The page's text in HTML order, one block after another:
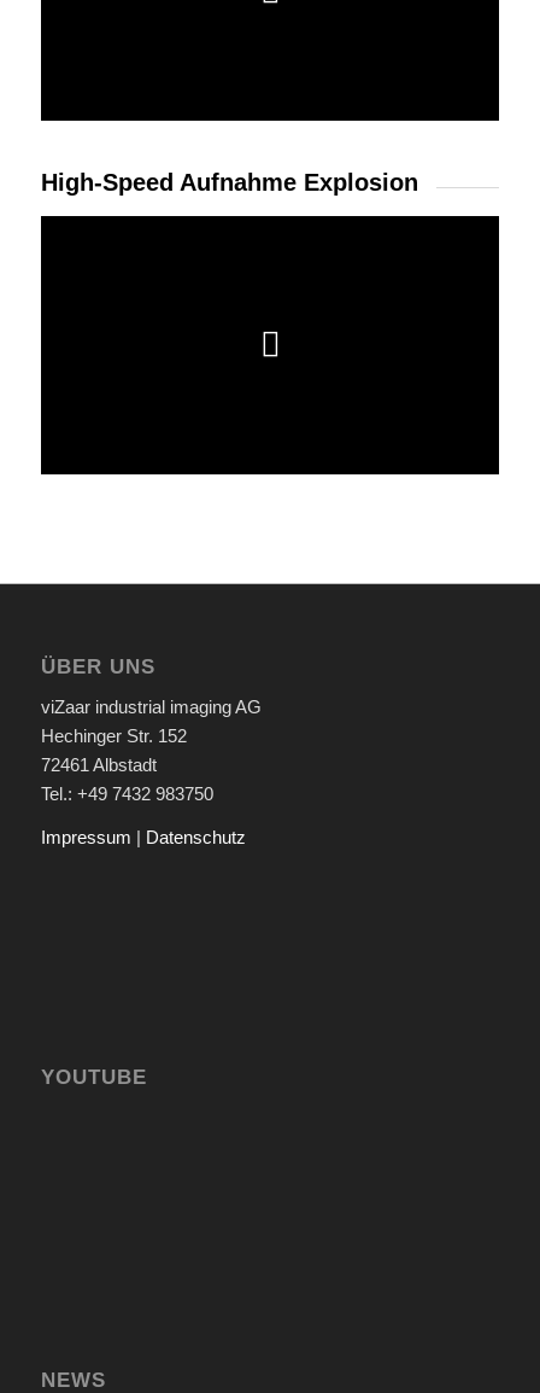
High-Speed Aufnahme Explosion
ÜBER UNS
viZaar industrial imaging AG
Hechinger Str. 152
72461 Albstadt
Tel.: +49 7432 983750
Impressum Datenschutz
YOUTUBE
NEWS